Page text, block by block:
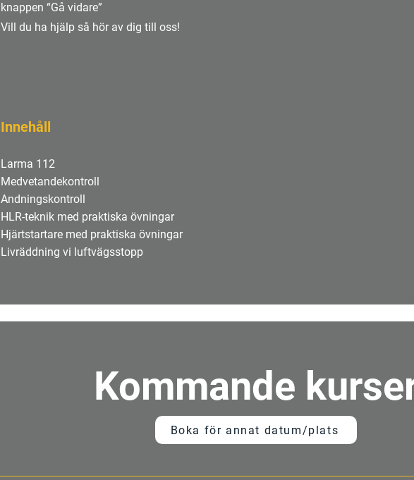
knappen “Gå vidare”
Vill du ha hjälp så hör av dig till oss!
Innehåll
Larma 112
Medvetandekontroll
Andningskontroll
HLR-teknik med praktiska övningar
Hjärtstartare med praktiska övningar
Livräddning vi luftvägsstopp
Kommande
Boka för annat datum/plats